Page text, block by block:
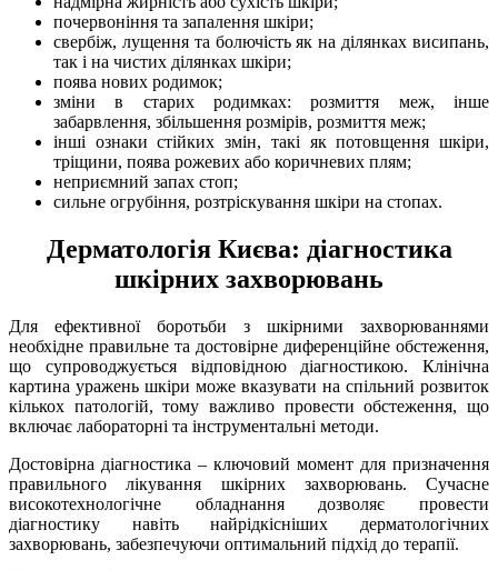
почервоніння та запалення шкіри;
свербіж, лущення та болючість як на ділянках висипань,
так і на чистих ділянках шкіри;
поява нових родимок;
зміни в старих родимках: розмиття меж, інше
забарвлення, збільшення розмірів, розмиття меж;
інші ознаки стійких змін, такі як потовщення шкіри,
тріщини, поява рожевих або коричневих плям;
неприємний запах стоп;
сильне огрубіння, розтріскування шкіри на стопах.
Дерматологія Києва: діагностика
шкірних захворювань
Для ефективної боротьби з шкірними захворюваннями
необхідне правильне та достовірне диференційне обстеження,
що супроводжується відповідною діагностикою. Клінічна
картина уражень шкіри може вказувати на спільний розвиток
кількох патологій, тому важливо провести обстеження, що
включає лабораторні та інструментальні методи.
Достовірна діагностика – ключовий момент для призначення
правильного лікування шкірних захворювань. Сучасне
високотехнологічне обладнання дозволяє провести
діагностику навіть найрідкісніших дерматологічних
захворювань, забезпечуючи оптимальний підхід до терапії.